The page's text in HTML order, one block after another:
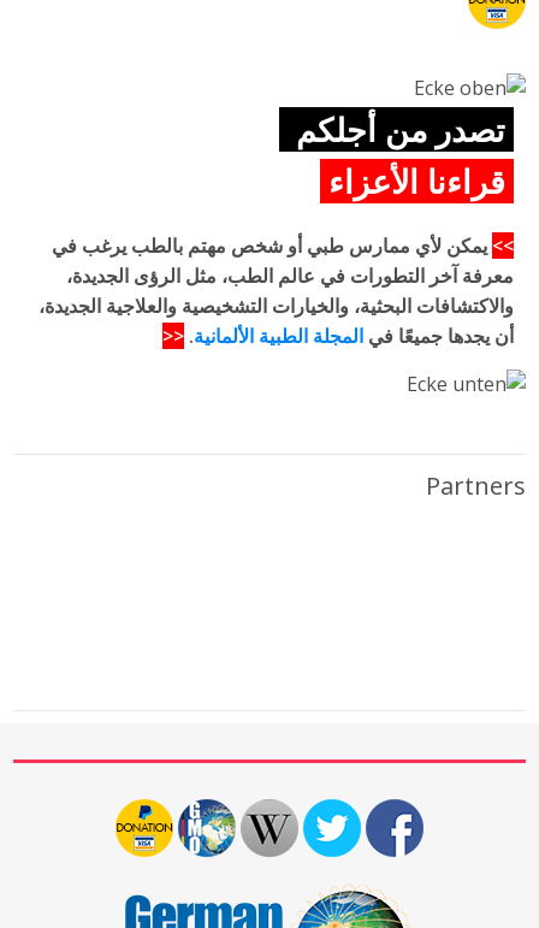
تصدر من أجلكم
قراءنا الأعزاء
>> يمكن لأي ممارس طبي أو شخص مهتم بالطب يرغب في
معرفة آخر التطورات في عالم الطب، مثل الرؤى الجديدة،
والاكتشافات البحثية، والخيارات التشخيصية والعلاجية الجديدة،
أن يجدها جميعًا فيالمجلة الطبية الألمانية.
<<
Partners